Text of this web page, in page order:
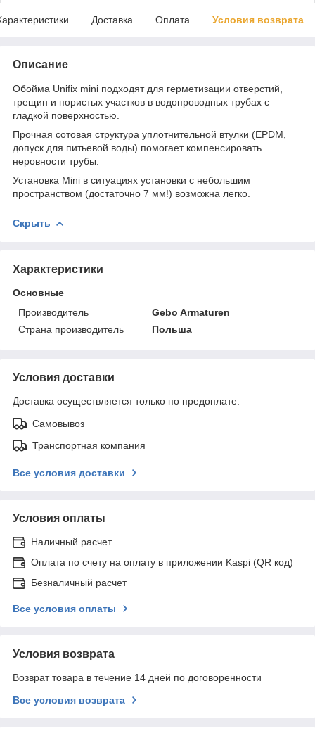
Доставка Оплата Условия возврата
Описание
Обойма Unifix mini подходят для герметизации отверстий,
трещин и пористых участков в водопроводных трубах с
гладкой поверхностью.
Прочная сотовая структура уплотнительной втулки (EPDM,
допуск для питьевой воды) помогает компенсировать
неровности трубы.
Установка Mini в ситуациях установки с небольшим
пространством (достаточно 7 мм!) возможна легко.
Скрыть
Характеристики
Основные
Производитель
Gebo Armaturen
Страна производитель
Польша
Условия доставки
Доставка осуществляется только по предоплате.
Самовывоз
Транспортная компания
Все условия доставки
Условия оплаты
Наличный расчет
Оплата по счету на оплату в приложении Kaspi (QR код)
Безналичный расчет
Все условия оплаты
Условия возврата
Возврат товара в течение 14 дней по договоренности
Все условия возврата